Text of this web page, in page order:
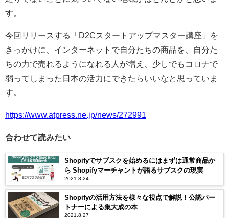
す。
今回リリースする「D2Cスタートアップマスター講座」を
きっかけに、インターネットで自分たちの商品を、自分た
ちの力で売れるようになれる人が増え、少しでもコロナで
弱ってしまった日本の活力にできたらいいなと思っていま
す。
https://www.atpress.ne.jp/news/272991
合わせて読みたい
Shopifyでサブスクを始めるにはまずは通常商品か
ら Shopifyマーチャントが語るサブスクの現実
2021.8.24
Shopifyの活用方法を様々な視点で解説！公認パー
トナーによる集大成の本
2021.8.27